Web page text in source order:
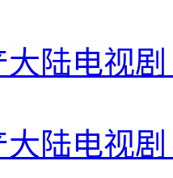
大陆电视
大陆电视